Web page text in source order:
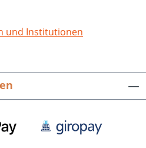
und Institutionen